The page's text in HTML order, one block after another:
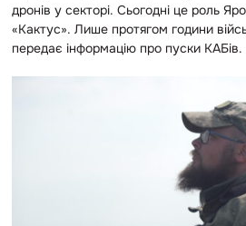
дронів у секторі. Сьогодні це роль
«Кактус». Лише протягом години
передає інформацію про пуски КАБів.